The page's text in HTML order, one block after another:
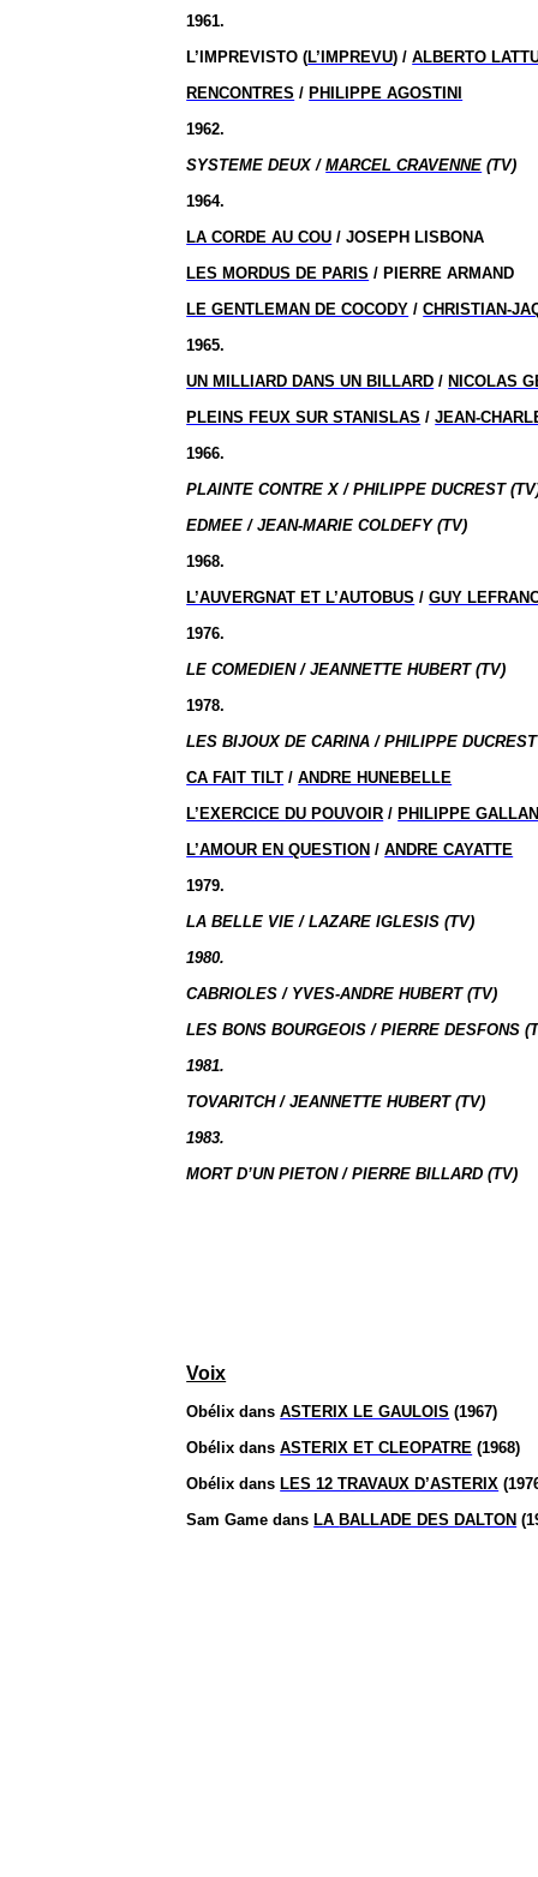
1961.
L’IMPREVISTO (L’IMPREVU) /ALBERTO
RENCONTRES / PHILIPPE AGOSTINI
1962.
SYSTEME DEUX /MARCEL CRAVENNE (TV)
1964.
LA CORDE AU COU / JOSEPH LISBONA
LES MORDUS DE PARIS / PIERRE ARMAND
LE GENTLEMAN DE COCODY /CHRISTIAN-
1965.
UN MILLIARD DANS UN BILLARD / NICOLAS
PLEINS FEUX SUR STANISLAS /JEAN-
1966.
PLAINTE CONTRE X / PHILIPPE DUCREST
EDMEE / JEAN-MARIE COLDEFY (TV)
1968.
L’AUVERGNAT ET L’AUTOBUS /GUY
1976.
LE COMEDIEN / JEANNETTE HUBERT (TV)
1978.
LES BIJOUX DE CARINA / PHILIPPE
CA FAIT TILT /ANDRE HUNEBELLE
L’EXERCICE DU POUVOIR / PHILIPPE
L’AMOUR EN QUESTION /ANDRE CAYATTE
1979.
LA BELLE VIE / LAZARE IGLESIS (TV)
1980.
CABRIOLES / YVES-ANDRE HUBERT (TV)
LES BONS BOURGEOIS / PIERRE DESFONS
1981.
TOVARITCH / JEANNETTE HUBERT (TV)
1983.
MORT D’UN PIETON / PIERRE BILLARD (TV)
Voix
Obélix dansASTERIX LE GAULOIS (1967)
Obélix dansASTERIX ET CLEOPATRE (1968)
Obélix dans LES 12 TRAVAUX D’ASTERIX
Sam Gamedans LA BALLADE DES DALTON